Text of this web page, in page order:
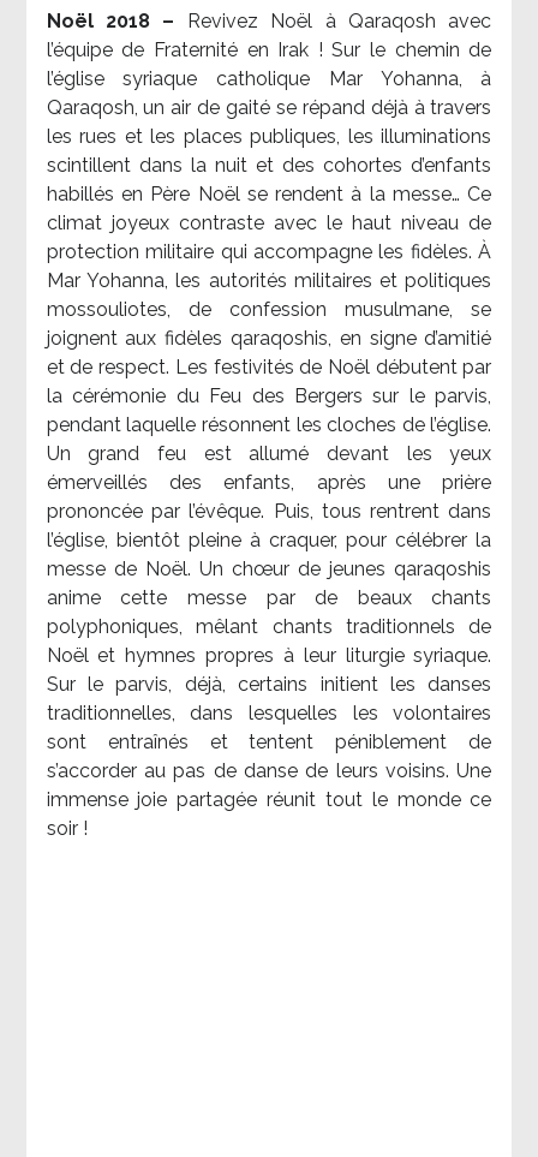
Noël 2018 –
Revivez Noël à Qaraqosh avec
l’équipe de Fraternité en Irak ! Sur le chemin de
l’église syriaque catholique Mar Yohanna, à
Qaraqosh, un air de gaité se répand déjà à travers
les rues et les places publiques, les illuminations
scintillent dans la nuit et des cohortes d’enfants
habillés en Père Noël se rendent à la messe… Ce
climat joyeux contraste avec le haut niveau de
protection militaire qui accompagne les fidèles. À
Mar Yohanna, les autorités militaires et politiques
mossouliotes, de confession musulmane, se
joignent aux fidèles qaraqoshis, en signe d’amitié
et de respect. Les festivités de Noël débutent par
la cérémonie du Feu des Bergers sur le parvis,
pendant laquelle résonnent les cloches de l’église.
Un grand feu est allumé devant les yeux
émerveillés des enfants, après une prière
prononcée par l’évêque. Puis, tous rentrent dans
l’église, bientôt pleine à craquer, pour célébrer la
messe de Noël. Un chœur de jeunes qaraqoshis
anime cette messe par de beaux chants
polyphoniques, mêlant chants traditionnels de
Noël et hymnes propres à leur liturgie syriaque.
Sur le parvis, déjà, certains initient les danses
traditionnelles, dans lesquelles les volontaires
sont entraînés et tentent péniblement de
s’accorder au pas de danse de leurs voisins. Une
immense joie partagée réunit tout le monde ce
soir !